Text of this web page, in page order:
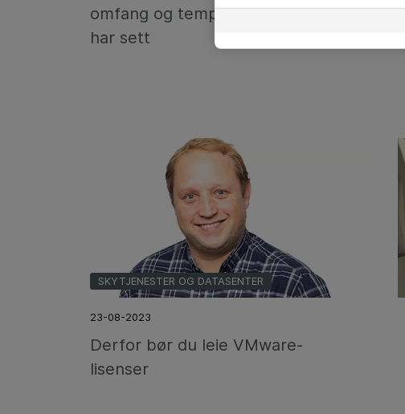
omfang og tempo vi aldri tidligere
har sett
SKYTJENESTER OG DATASENTER
23-08-2023
Derfor bør du leie VMware-
lisenser